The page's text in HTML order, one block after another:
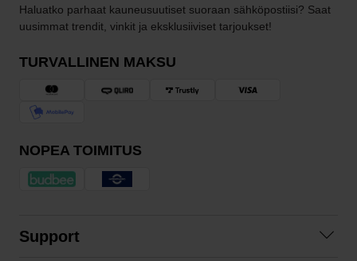
Haluatko parhaat kauneusuutiset suoraan sähköpostiisi? Saat
uusimmat trendit, vinkit ja eksklusiiviset tarjoukset!
TURVALLINEN MAKSU
NOPEA TOIMITUS
Support